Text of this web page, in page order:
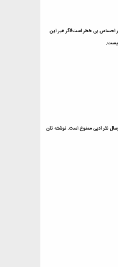
تاپیک پست ارسال خواهیم کرد که شرایط آن را داشته باشیم.باطبع هر 24 ساعت، یک دقیقه غرق شدن در احساس بی خطر است!اگر غیر این
نثر ادبی ممنوع است. نوشته تان